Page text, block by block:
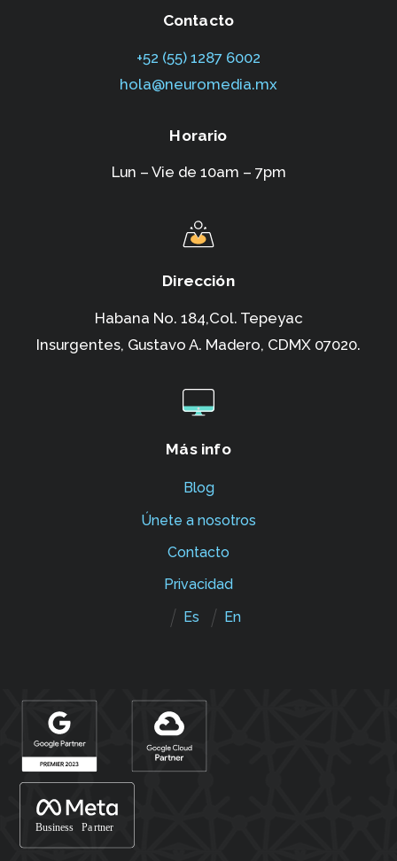
Contacto
+52 (55) 1287 6002‬
hola@neuromedia.mx
Horario
Lun – Vie de 10am – 7pm
Dirección
Habana No. 184,Col. Tepeyac
Insurgentes, Gustavo A. Madero, CDMX 07020.
Más info
Blog
Únete a nosotros
Contacto
Privacidad
Es
En